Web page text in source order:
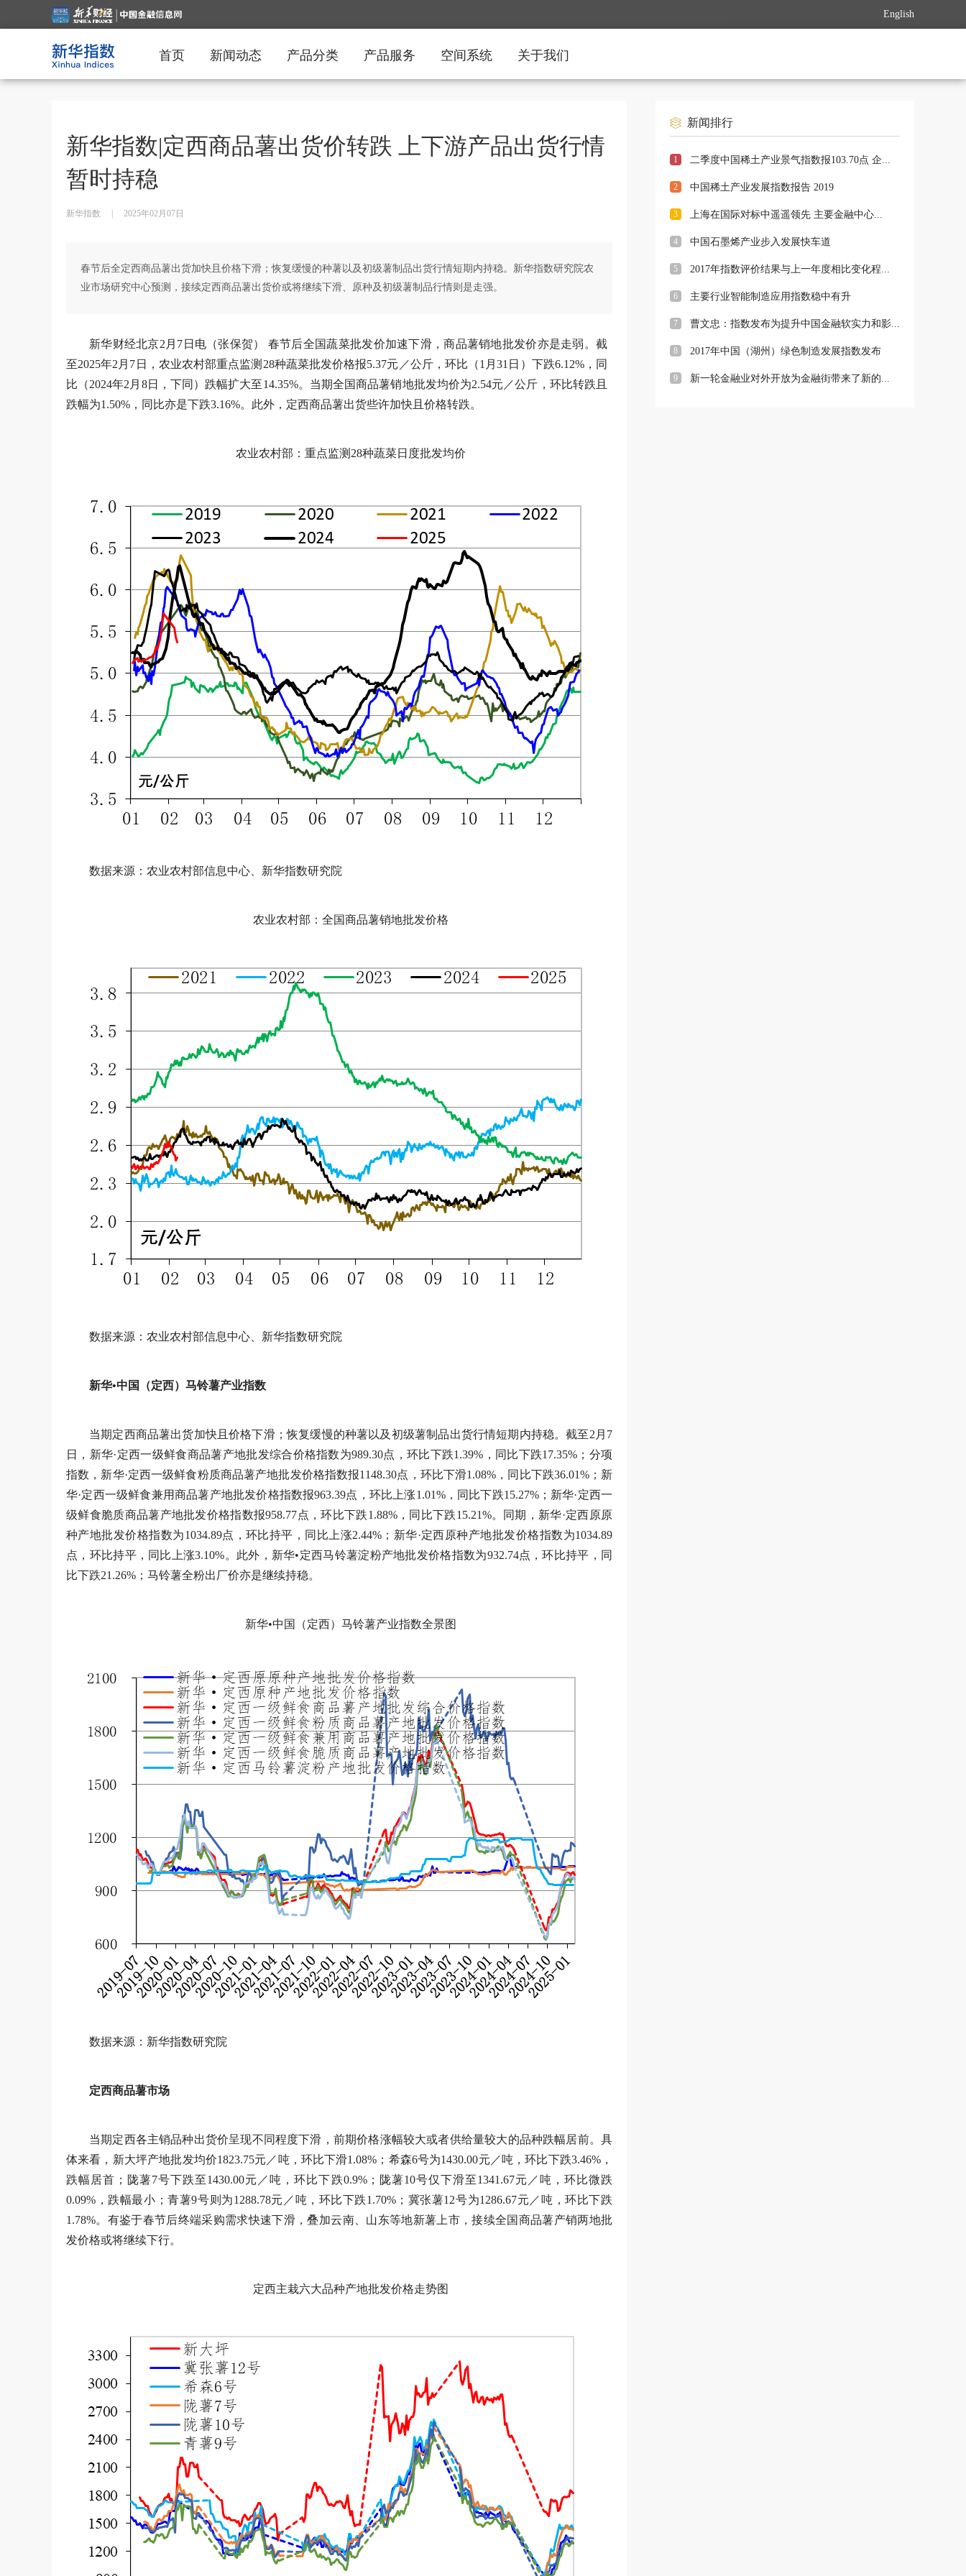
English
首页 新闻动态 产品分类 产品服务 空间系统 关于我们
新华指数|定西商品薯出货价转跌 上下游产品出货行情
暂时持稳
新华指数 2025年02月07日
春节后全定西商品薯出货加快且价格下滑；恢复缓慢的种薯以及初级薯制品出货行情短期内持稳。新华指数研究院农
业市场研究中心预测，接续定西商品薯出货价或将继续下滑、原种及初级薯制品行情则是走强。
新华财经北京2月7日电（张保贺） 春节后全国蔬菜批发价加速下滑，商品薯销地批发价亦是走弱。截
至2025年2月7日，农业农村部重点监测28种蔬菜批发价格报5.37元／公斤，环比（1月31日）下跌6.12%，同
比（2024年2月8日，下同）跌幅扩大至14.35%。当期全国商品薯销地批发均价为2.54元／公斤，环比转跌且
跌幅为1.50%，同比亦是下跌3.16%。此外，定西商品薯出货些许加快且价格转跌。
农业农村部：重点监测28种蔬菜日度批发均价
数据来源：农业农村部信息中心、新华指数研究院
农业农村部：全国商品薯销地批发价格
数据来源：农业农村部信息中心、新华指数研究院
新华•中国（定西）马铃薯产业指数
当期定西商品薯出货加快且价格下滑；恢复缓慢的种薯以及初级薯制品出货行情短期内持稳。截至2月7
日，新华·定西一级鲜食商品薯产地批发综合价格指数为989.30点，环比下跌1.39%，同比下跌17.35%；分项
指数，新华·定西一级鲜食粉质商品薯产地批发价格指数报1148.30点，环比下滑1.08%，同比下跌36.01%；新
华·定西一级鲜食兼用商品薯产地批发价格指数报963.39点，环比上涨1.01%，同比下跌15.27%；新华·定西一
级鲜食脆质商品薯产地批发价格指数报958.77点，环比下跌1.88%，同比下跌15.21%。同期，新华·定西原原
种产地批发价格指数为1034.89点，环比持平，同比上涨2.44%；新华·定西原种产地批发价格指数为1034.89
点，环比持平，同比上涨3.10%。此外，新华•定西马铃薯淀粉产地批发价格指数为932.74点，环比持平，同
比下跌21.26%；马铃薯全粉出厂价亦是继续持稳。
新华•中国（定西）马铃薯产业指数全景图
数据来源：新华指数研究院
定西商品薯市场
当期定西各主销品种出货价呈现不同程度下滑，前期价格涨幅较大或者供给量较大的品种跌幅居前。具
体来看，新大坪产地批发均价1823.75元／吨，环比下滑1.08%；希森6号为1430.00元／吨，环比下跌3.46%，
跌幅居首；陇薯7号下跌至1430.00元／吨，环比下跌0.9%；陇薯10号仅下滑至1341.67元／吨，环比微跌
0.09%，跌幅最小；青薯9号则为1288.78元／吨，环比下跌1.70%；冀张薯12号为1286.67元／吨，环比下跌
1.78%。有鉴于春节后终端采购需求快速下滑，叠加云南、山东等地新薯上市，接续全国商品薯产销两地批
发价格或将继续下行。
定西主栽六大品种产地批发价格走势图
新闻排行
1 二季度中国稀土产业景气指数报103.70点 企...
2 中国稀土产业发展指数报告 2019
3 上海在国际对标中遥遥领先 主要金融中心...
4 中国石墨烯产业步入发展快车道
5 2017年指数评价结果与上一年度相比变化程...
6 主要行业智能制造应用指数稳中有升
7 曹文忠：指数发布为提升中国金融软实力和影...
8 2017年中国（湖州）绿色制造发展指数发布
9 新一轮金融业对外开放为金融街带来了新的...